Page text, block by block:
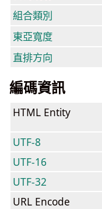
組合類別
東亞寬度
直排方向
編碼資訊
HTML Entity
UTF-8
UTF-16
UTF-32
URL Encode